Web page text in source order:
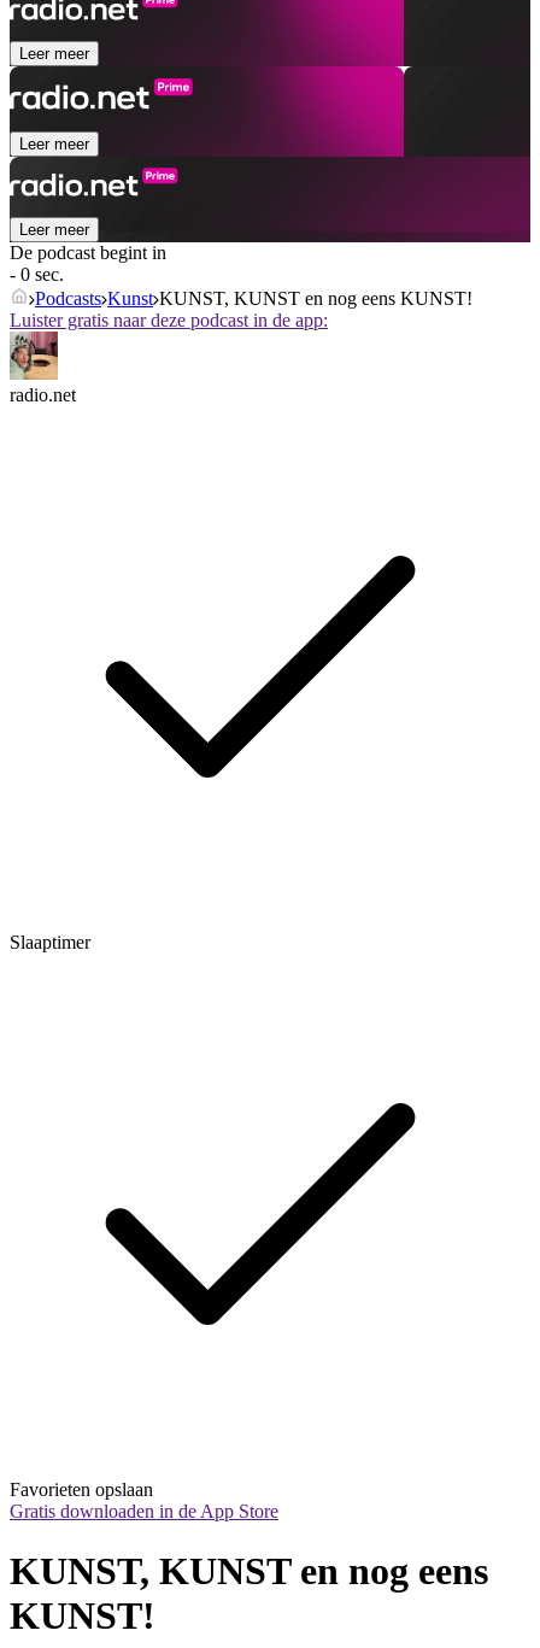
Leer meer
Leer meer
Leer meer
De podcast begint in
- 0 sec.
Podcasts Kunst KUNST, KUNST en nog eens KUNST!
Luister gratis naar deze podcast in de app:
radio.net
Slaaptimer
Favorieten opslaan
Gratis downloaden in de App Store
KUNST, KUNST en nog eens
KUNST!